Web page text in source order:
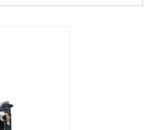
por válvula